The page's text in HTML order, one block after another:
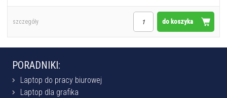
do koszyka
szczegóły
PORADNIKI:
Laptop do pracy biurowej
Laptop dla grafika